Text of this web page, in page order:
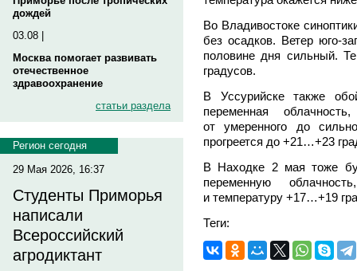
дождей
03.08 |
Москва помогает развивать
отечественное
здравоохранение
статьи раздела
Регион сегодня
29 Мая 2026, 16:37
Студенты Приморья
написали
Всероссийский
агродиктант
Во Владивостоке
без осадков. Ветер юго-
половине дня сильный.
градусов.
В Уссурийске также
переменная
от умеренного до
прогреется до +21…+23
В Находке 2 мая тоже
переменную
и температуру +17…+19
Теги: